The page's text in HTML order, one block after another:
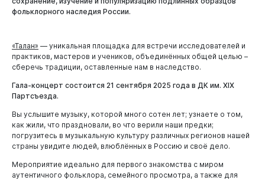
фольклорного наследия России.
«Талан» — уникальная площадка для встречи исследователей и
практиков, мастеров и учеников, объединённых общей целью –
сберечь традиции, оставленные нам в наследство.
Гала-концерт состоится 21 сентября 2025 года в ДК им. XIX
Партсъезда.
Вы услышите музыку, которой много сотен лет; узнаете о том,
как жили, что праздновали, во что верили наши предки;
погрузитесь в музыкальную культуру различных регионов нашей
страны увидите людей, влюблённых в Россию и своё дело.
Мероприятие идеально для первого знакомства с миром
аутентичного фольклора, семейного просмотра, а также для